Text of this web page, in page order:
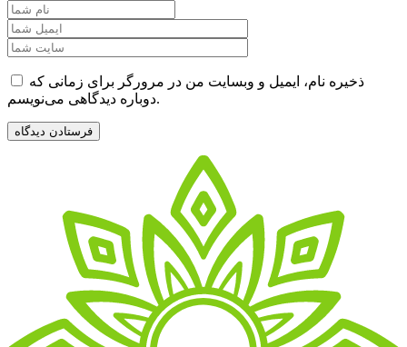
ذخیره نام، ایمیل و وبسایت من در مرورگر برای زمانی که
دوباره دیدگاهی می‌نویسم.